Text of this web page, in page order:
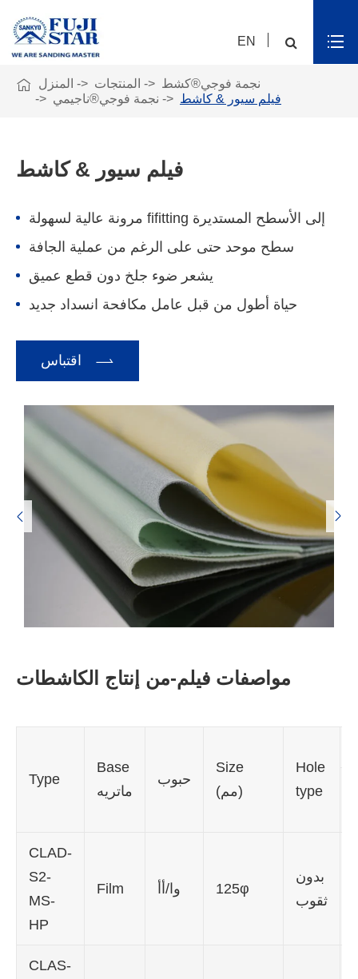
EN
 المنزل المنتجات
نجمة فوجي®كشط
نجمة فوجي®ناجيمي
فيلم سيور & كاشط
فيلم سيور & كاشط
مرونة عالية لسهولة fifitting إلى الأسطح المستديرة
سطح موحد حتى على الرغم من عملية الجافة
يشعر ضوء جلخ دون قطع عميق
حياة أطول من قبل عامل مكافحة انسداد جديد

 
مواصفات فيلم-من إنتاج الكاشطات
Type
Base
ماتريه
حبوب
Size
(مم)
Hole
type
CLAD-
S2-
MS-
HP
Film وا/أأ 125φ
بدون
ثقوب
CLAS-